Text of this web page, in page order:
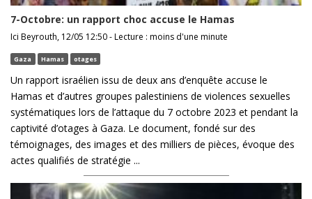
7-Octobre: un rapport choc accuse le Hamas
Ici Beyrouth, 12/05 12:50 - Lecture : moins d'une minute
Gaza Hamas otages
Un rapport israélien issu de deux ans d’enquête accuse le
Hamas et d’autres groupes palestiniens de violences sexuelles
systématiques lors de l’attaque du 7 octobre 2023 et pendant la
captivité d’otages à Gaza. Le document, fondé sur des
témoignages, des images et des milliers de pièces, évoque des
actes qualifiés de stratégie ...